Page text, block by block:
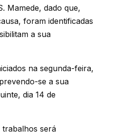
Mamede, dado que,
foram identificadas
a sua
na segunda-feira,
se a sua
dia 14 de
trabalhos será